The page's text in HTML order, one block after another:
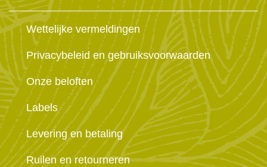
Wettelijke vermeldingen
Privacybeleid en gebruiksvoorwaarden
Onze beloften
Labels
Levering en betaling
Ruilen en retourneren